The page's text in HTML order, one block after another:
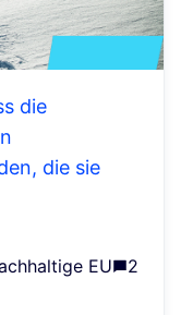
die
die sie
EU
2